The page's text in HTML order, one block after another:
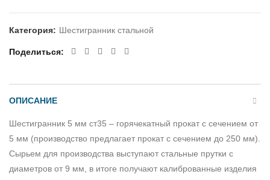
Категория: Шестигранник стальной
Поделиться
ОПИСАНИЕ
Шестигранник 5 мм ст35 – горячекатный прокат с сечением от
5 мм (производство предлагает прокат с сечением до 250 мм).
Сырьем для производства выступают стальные прутки с
диаметров от 9 мм, в итоге получают калиброванные изделия